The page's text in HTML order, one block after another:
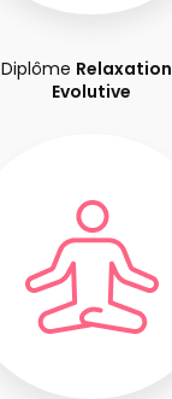
Diplôme Relaxation
Evolutive